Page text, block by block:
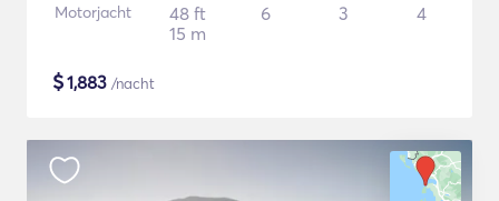
Motorjacht
48 ft
15 m
6 3 4
$1,883 /nacht